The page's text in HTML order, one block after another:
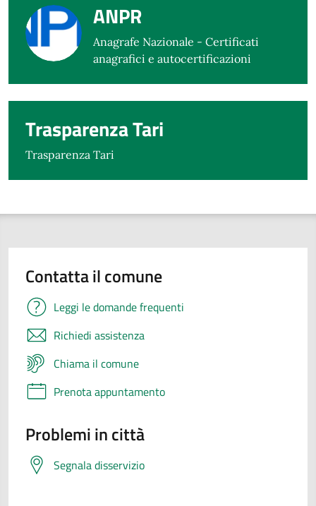
ANPR
Anagrafe Nazionale - Certificati
anagrafici e autocertificazioni
Trasparenza Tari
Trasparenza Tari
Contatta il comune
Leggi le domande frequenti
Richiedi assistenza
Chiama il comune
Prenota appuntamento
Problemi in città
Segnala disservizio